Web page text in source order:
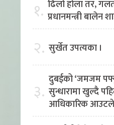
१. ढिलो होला तर,
प्रधानमन्त्री बालेन
२. सुर्खेत उपत्यका ।
३. दुबईको ‘जमजम
सुन्धारामा खुल्दै
आधिकारिक